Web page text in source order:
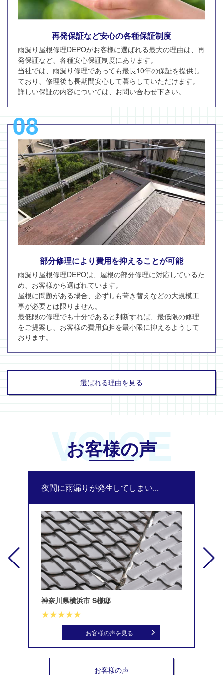
再発保証など安心の各種保証制度
雨漏り屋根修理DEPOがお客様に選ばれる最大の理由は、再
発保証など、各種安心保証制度にあります。
当社では、雨漏り修理であっても最長10年の保証を提供し
ており、修理後も長期間安心して暮らしていただけます。
詳しい保証の内容については、お問い合わせ下さい。
08
部分修理により費用を抑えることが可能
雨漏り屋根修理DEPOは、屋根の部分修理に対応しているた
め、お客様から選ばれています。
屋根に問題がある場合、必ずしも葺き替えなどの大規模工
事が必要とは限りません。
最低限の修理でも十分であると判断すれば、最低限の修理
をご提案し、お客様の費用負担を最小限に抑えるようして
おります。
選ばれる理由を見る
VOICE
お客様の声
夜間に雨漏りが発生してしまい...
神奈川県横浜市 S様邸
お客様の声を見る
お客様の声